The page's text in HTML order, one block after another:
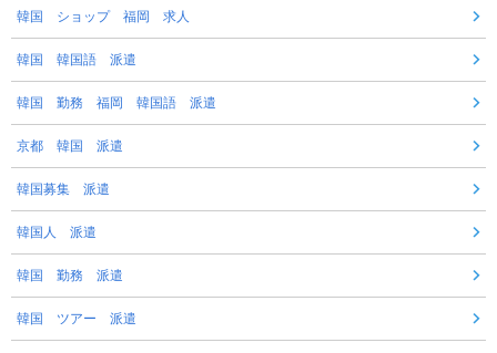
韓国 ショップ 福岡 求人
韓国 韓国語 派遣
韓国 勤務 福岡 韓国語 派遣
京都 韓国 派遣
韓国募集 派遣
韓国人 派遣
韓国 勤務 派遣
韓国 ツアー 派遣